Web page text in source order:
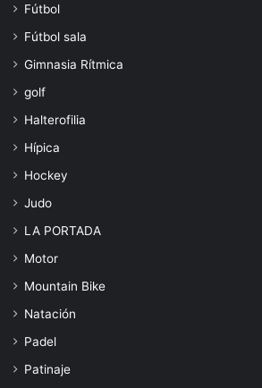
Fútbol
Fútbol sala
Gimnasia Rítmica
golf
Halterofilia
Hípica
Hockey
Judo
LA PORTADA
Motor
Mountain Bike
Natación
Padel
Patinaje